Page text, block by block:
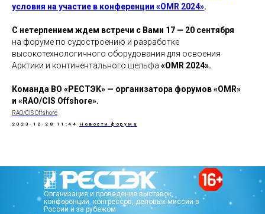
условия на участие в конференции «OMR 2024».
С нетерпением ждем встречи с Вами 17 — 20 сентября
на форуме по судостроению и разработке
высокотехнологичного оборудования для освоения
Арктики и континентального шельфа «OMR 2024».
Команда ВО «РЕСТЭК» — организатора форумов «OMR»
и «RAO/CIS Offshore».
RAO/CIS Offshore
2023-12-28 11:44 Новости форума
Организация и проведение выставок,
конференций, конгрессов, деловых миссий в
России и за рубежом